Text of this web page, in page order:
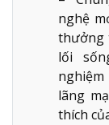
nghệ
thưởng
lối
nghiệm
lãng
thích